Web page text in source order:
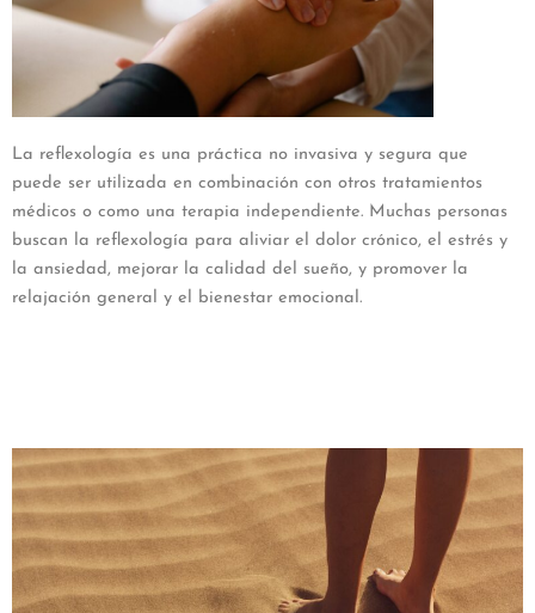
La reflexología es una práctica no invasiva y segura que
puede ser utilizada en combinación con otros tratamientos
médicos o como una terapia independiente. Muchas personas
buscan la reflexología para aliviar el dolor crónico, el estrés y
la ansiedad, mejorar la calidad del sueño, y promover la
relajación general y el bienestar emocional.